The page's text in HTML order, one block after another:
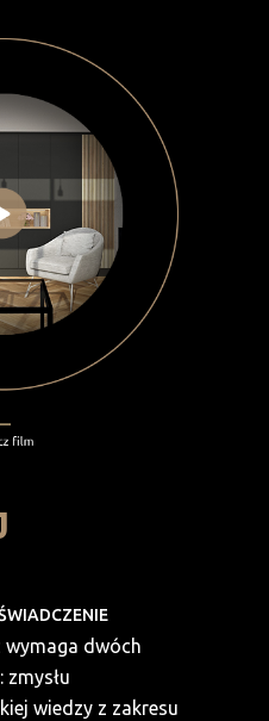
dwóch
wiedzy z zakresu